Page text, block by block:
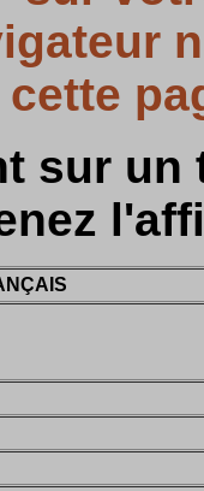
cette
sur un